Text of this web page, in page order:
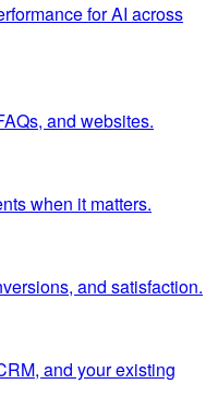
for AI across
and websites.
when it matters.
and satisfaction.
and your existing